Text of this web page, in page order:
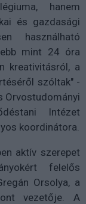
hanem
és gazdasági
használható
mint 24 óra
kreativitásról, a
szóltak" -
Orvostudományi
Intézet
koordinátora.
aktív szerepet
felelős
Orsolya, a
vezetője. A